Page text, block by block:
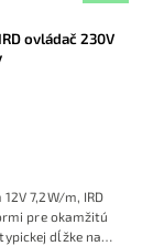
ovládač 230V
7,2W/m, IRD
pre okamžitú
dĺžke na